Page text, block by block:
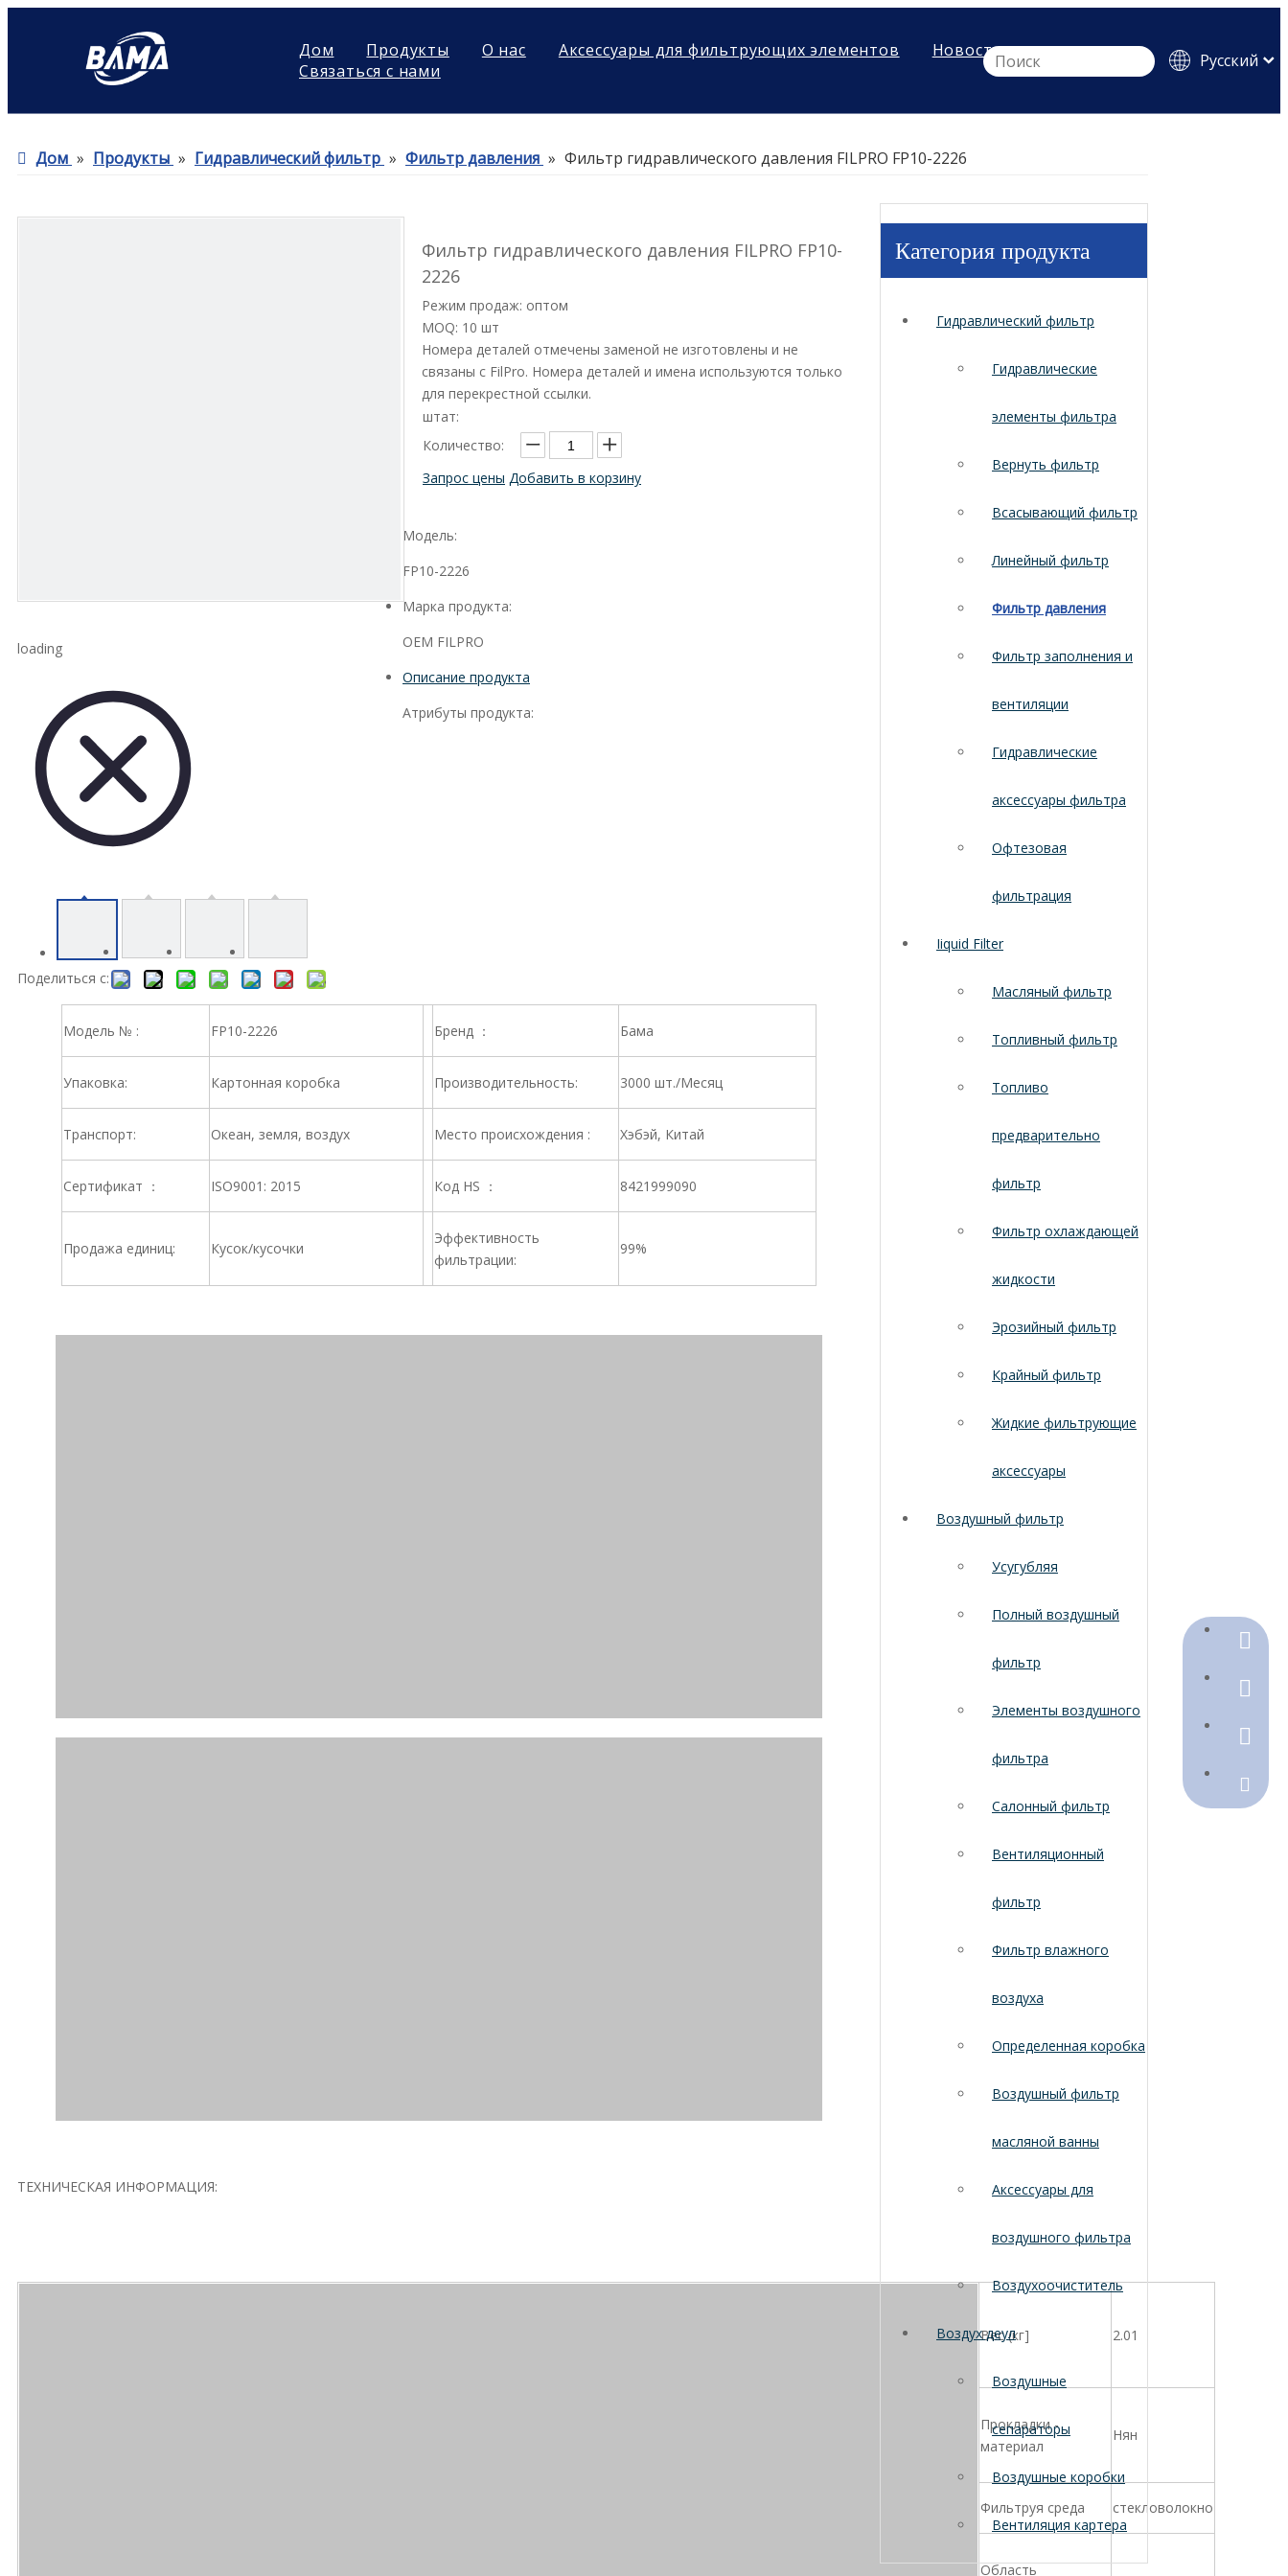
Дом Продукты О нас Аксессуары для фильтрующих элементов
Новости
Связаться с нами
Pусский
Дом » Продукты » Гидравлический фильтр » Фильтр давления » Фильтр гидравлического давления FILPRO FP10-2226
loading
Поделиться с:
Фильтр гидравлического давления FILPRO FP10-
2226
Режим продаж: оптом
MOQ: 10 шт
Номера деталей отмечены заменой не изготовлены и не
связаны с FilPro. Номера деталей и имена используются только
для перекрестной ссылки.
штат:
Количество:
Запрос цены Добавить в корзину
Модель:
FP10-2226
Марка продукта:
OEM FILPRO
Описание продукта
Атрибуты продукта:
Модель № : FP10-2226 Бренд ： Бама
Упаковка: Картонная коробка Производительность: 3000 шт./Месяц
Транспорт: Океан, земля, воздух Место происхождения : Хэбэй, Китай
Сертификат ： ISO9001: 2015 Код HS ： 8421999090
Продажа единиц: Кусок/кусочки
Эффективность
фильтрации:
99%
ТЕХНИЧЕСКАЯ ИНФОРМАЦИЯ:
Вес (кг] 2.01
Прокладки -
материал
Нян
Фильтруя среда стекловолокно
Область
Категория продукта
Гидравлический фильтр
Гидравлические
элементы фильтра
Вернуть фильтр
Всасывающий фильтр
Линейный фильтр
Фильтр давления
Фильтр заполнения и
вентиляции
Гидравлические
аксессуары фильтра
Офтезовая
фильтрация
Iiquid Filter
Масляный фильтр
Топливный фильтр
Топливо
предварительно
фильтр
Фильтр охлаждающей
жидкости
Эрозийный фильтр
Крайный фильтр
Жидкие фильтрующие
аксессуары
Воздушный фильтр
Усугубляя
Полный воздушный
фильтр
Элементы воздушного
фильтра
Салонный фильтр
Вентиляционный
фильтр
Фильтр влажного
воздуха
Определенная коробка
Воздушный фильтр
масляной ванны
Аксессуары для
воздушного фильтра
Воздухоочиститель
Воздух деул
Воздушные
сепараторы
Воздушные коробки
Вентиляция картера
+86-